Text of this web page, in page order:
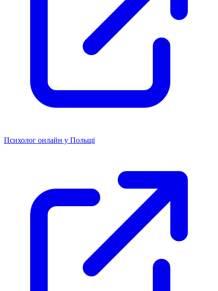
Психолог онлайн у Польщі